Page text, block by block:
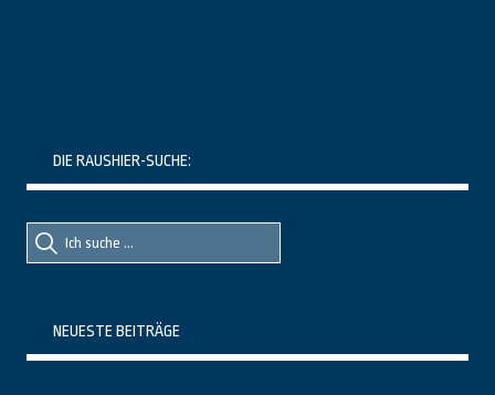
DIE RAUSHIER-SUCHE:
Suche
nach::
Suche
nach:
NEUESTE BEITRÄGE